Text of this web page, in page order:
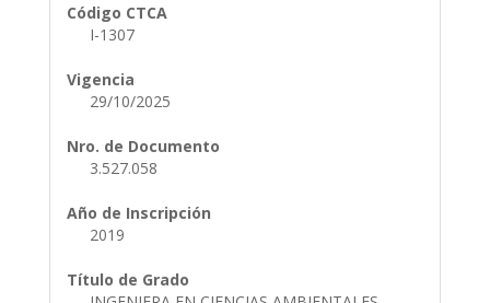
Código CTCA
I-1307
Vigencia
29/10/2025
Nro. de Documento
3.527.058
Año de Inscripción
2019
Título de Grado